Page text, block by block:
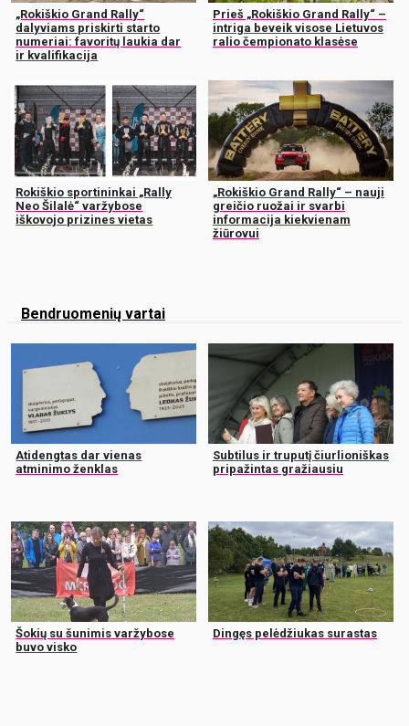
„Rokiškio Grand Rally“
dalyviams priskirti starto
numeriai: favoritų laukia dar
ir kvalifikacija
Prieš „Rokiškio Grand Rally“ –
intriga beveik visose Lietuvos
ralio čempionato klasėse
Rokiškio sportininkai „Rally
Neo Šilalė“ varžybose
iškovojo prizines vietas
„Rokiškio Grand Rally“ – nauji
greičio ruožai ir svarbi
informacija kiekvienam
žiūrovui
Bendruomenių vartai
Atidengtas dar vienas
atminimo ženklas
Subtilus ir truputį čiurlioniškas
pripažintas gražiausiu
Šokių su šunimis varžybose
buvo visko
Dingęs pelėdžiukas surastas